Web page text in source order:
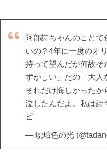
阿部詩ちゃんのこと
いの？4年に一度のオ
持って望んだか何故そ
ずかしい」だの「大人
それだけ悔しかったか
泣したんだよ。私は詩
ビ
— 琥珀色の光